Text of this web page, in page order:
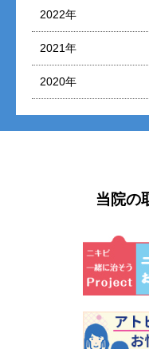
2022年
2021年
2020年
当院の